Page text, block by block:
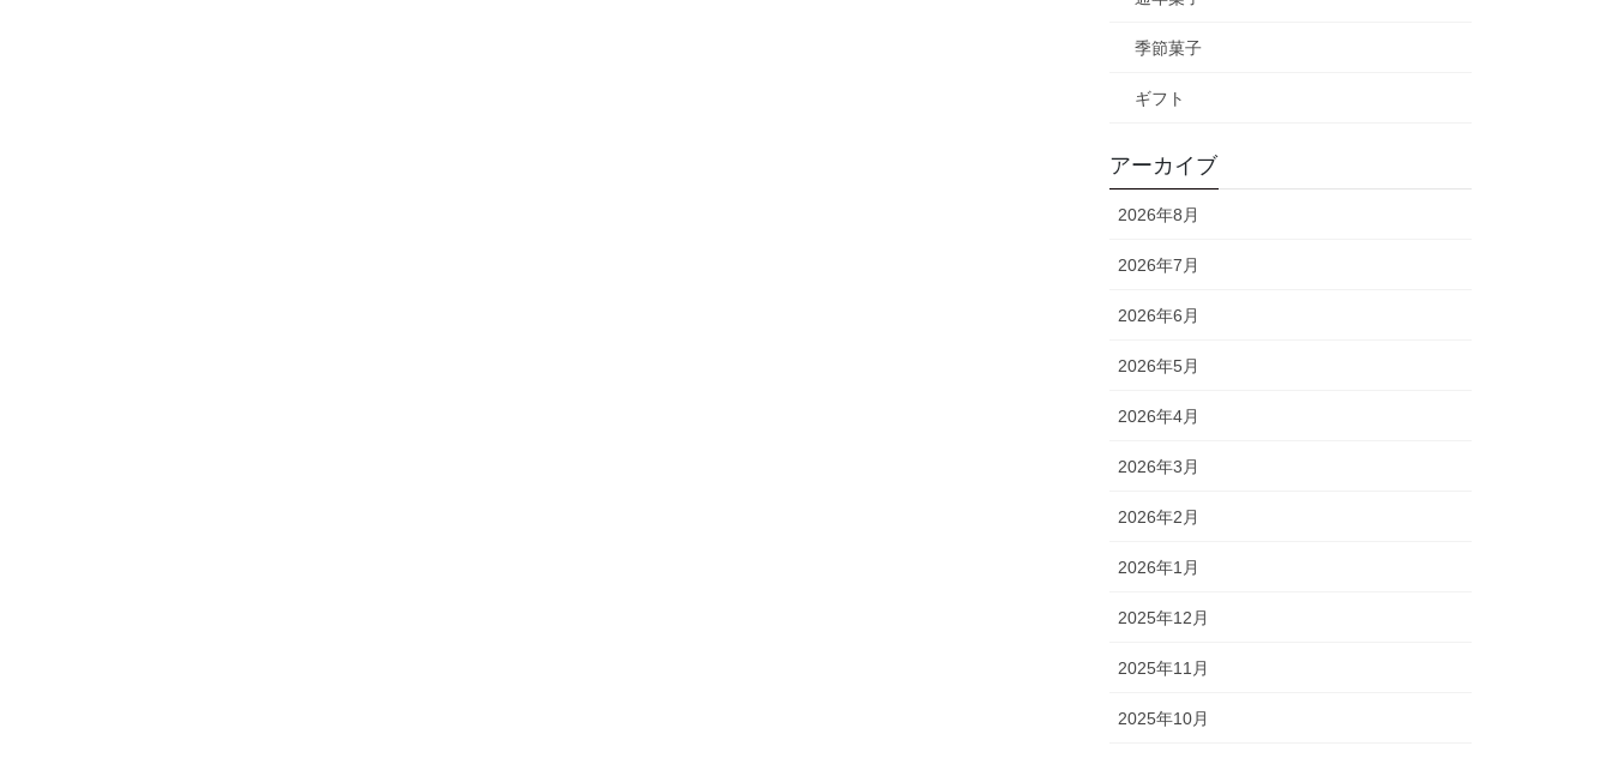
季節菓子
ギフト
アーカイブ
2026年8月
2026年7月
2026年6月
2026年5月
2026年4月
2026年3月
2026年2月
2026年1月
2025年12月
2025年11月
2025年10月